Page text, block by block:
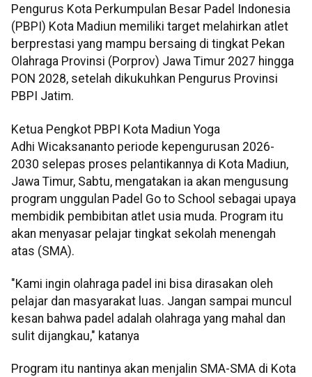
Pengurus Kota Perkumpulan Besar Padel Indonesia
(PBPI) Kota Madiun memiliki target melahirkan atlet
berprestasi yang mampu bersaing di tingkat Pekan
Olahraga Provinsi (Porprov) Jawa Timur 2027 hingga
PON 2028, setelah dikukuhkan Pengurus Provinsi
PBPI Jatim.
Ketua Pengkot PBPI Kota Madiun Yoga
Adhi Wicaksananto periode kepengurusan 2026-
2030 selepas proses pelantikannya di Kota Madiun,
Jawa Timur, Sabtu, mengatakan ia akan mengusung
program unggulan Padel Go to School sebagai upaya
membidik pembibitan atlet usia muda. Program itu
akan menyasar pelajar tingkat sekolah menengah
atas (SMA).
"Kami ingin olahraga padel ini bisa dirasakan oleh
pelajar dan masyarakat luas. Jangan sampai muncul
kesan bahwa padel adalah olahraga yang mahal dan
sulit dijangkau," katanya
Program itu nantinya akan menjalin SMA-SMA di Kota